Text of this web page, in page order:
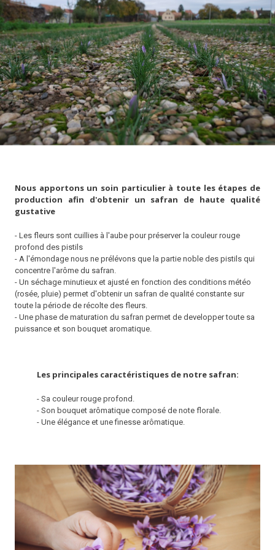
Nous apportons un soin particulier à toute les étapes de
production afin d'obtenir un safran de haute qualité
gustative
- Les fleurs sont cuillies à l'aube pour préserver la couleur rouge
profond des pistils
- A l'émondage nous ne prélévons que la partie noble des pistils qui
concentre l'arôme du safran.
- Un séchage minutieux et ajusté en fonction des conditions météo
(rosée, pluie) permet d'obtenir un safran de qualité constante sur
toute la période de récolte des fleurs.
- Une phase de maturation du safran permet de developper toute sa
puissance et son bouquet aromatique.
Les principales caractéristiques de notre safran:
- Sa couleur rouge profond.
- Son bouquet arômatique composé de note florale.
- Une élégance et une finesse arômatique.